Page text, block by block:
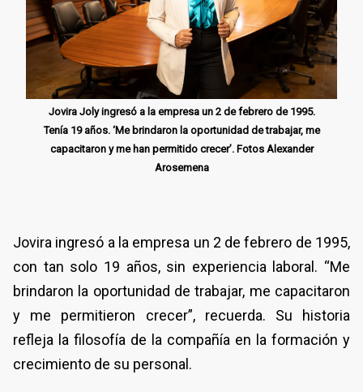
Jovira Joly ingresó a la empresa un 2 de febrero de 1995.
Tenía 19 años. ‘Me brindaron la oportunidad de trabajar, me
capacitaron y me han permitido crecer’. Fotos Alexander
Arosemena
Jovira ingresó a la empresa un 2 de febrero de 1995,
con tan solo 19 años, sin experiencia laboral. “Me
brindaron la oportunidad de trabajar, me capacitaron
y me permitieron crecer”, recuerda. Su historia
refleja la filosofía de la compañía en la formación y
crecimiento de su personal.